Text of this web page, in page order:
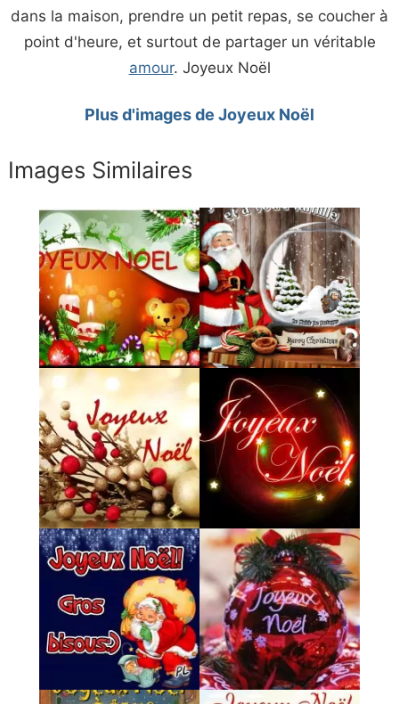
dans la maison, prendre un petit repas, se coucher à
point d'heure, et surtout de partager un véritable
amour. Joyeux Noël
Plus d'images de Joyeux Noël
Images Similaires